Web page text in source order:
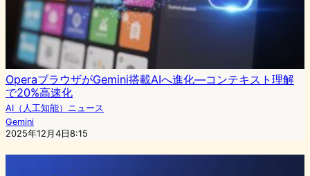
OperaブラウザがGemini搭載AIへ進化―コンテキスト理解
で20%高速化
AI（人工知能）ニュース
Gemini
2025年12月4日8:15